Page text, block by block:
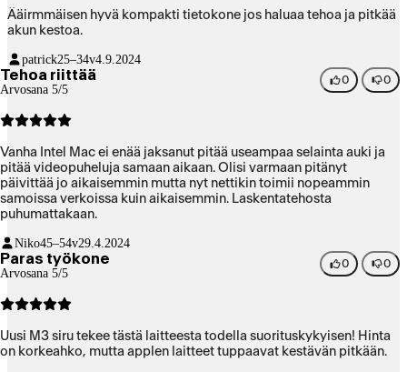
Ääirmmäisen hyvä kompakti tietokone jos haluaa tehoa ja pitkää
akun kestoa.
patrick25–34v4.9.2024
Tehoa riittää
Arvosana 5/5
0 0
Vanha Intel Mac ei enää jaksanut pitää useampaa selainta auki ja
pitää videopuheluja samaan aikaan. Olisi varmaan pitänyt
päivittää jo aikaisemmin mutta nyt nettikin toimii nopeammin
samoissa verkoissa kuin aikaisemmin. Laskentatehosta
puhumattakaan.
Niko45–54v29.4.2024
Paras työkone
Arvosana 5/5
0 0
Uusi M3 siru tekee tästä laitteesta todella suorituskykyisen! Hinta
on korkeahko, mutta applen laitteet tuppaavat kestävän pitkään.